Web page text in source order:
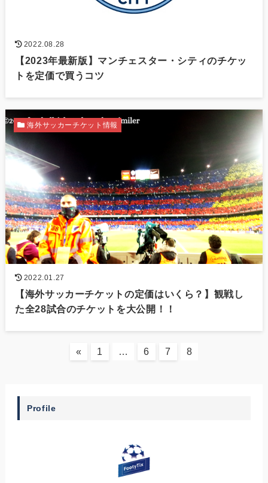
2022.08.28
【2023年最新版】マンチェスター・シティのチケッ
トを定価で買うコツ
2022.01.27
【海外サッカーチケットの定価はいくら？】観戦し
た全28試合のチケットを大公開！！
海外サッカーチケット情報
« 1 … 6 7 8
Profile